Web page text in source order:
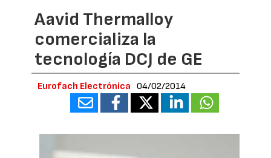
Aavid Thermalloy
comercializa la
tecnología DCJ de GE
Eurofach Electrónica 04/02/2014